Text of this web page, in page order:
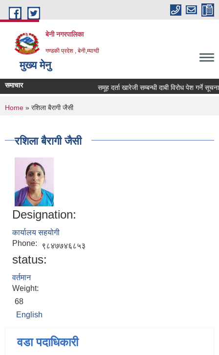
Skip to main content
बेनी नगरपालिका
गण्डकी प्रदेश , बेनी,म्याग्दी
मुख्य मेनु
समाचार समूह दर्ता खारेजी सम्बन्धी दाबी विरोध पेश गर्ने सूचना
You are here
Home » रशिला बैरागी जैसी
रशिला बैरागी जैसी
Designation:
कार्यालय सहयोगी
Phone:
९८४७७४६८५३
status:
वर्तमान
Weight:
68
English
वडा पदाधिकारी